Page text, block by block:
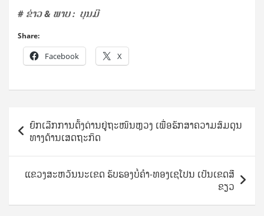
# ຂ່າວ & ພາບ : ບຸນມີ
Share:
Facebook X
Post
navigation
ຍົກເລີກການຕັ້ງດ່ານຢູ່ຖະໜົນຫຼວງ ເພື່ອຮັກສາຄວາມສົມດຸນ
ທາງດ້ານເສດຖະກິດ
​ແຂວ​ງສະ​ຫວັນ​ນະ​ເຂດ ຮັບ​ຮອງບໍ່​ຄຳ-ທອ​ງ​ເຊ​ໂປນ ເປັນເຂດ​ສີ​
ຂຽວ